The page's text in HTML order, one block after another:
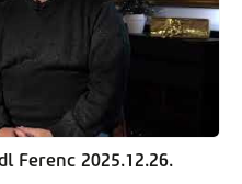
Ferenc 2025.12.26.